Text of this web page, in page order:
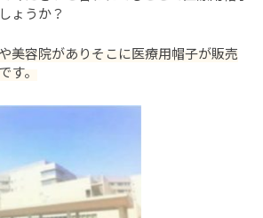
ょうか？
美容院がありそこに医療用帽子が販売
す。